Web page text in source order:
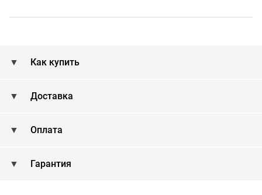
Как купить
Доставка
Оплата
Гарантия